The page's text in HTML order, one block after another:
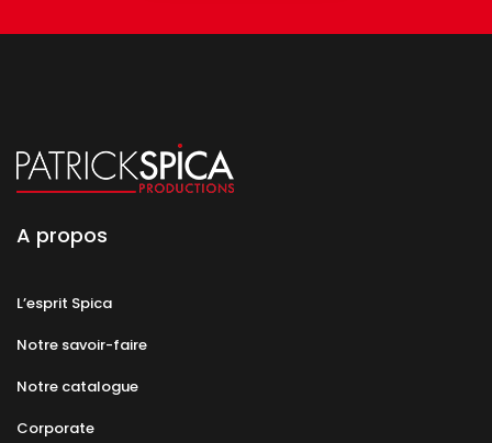
A propos
L’esprit Spica
Notre savoir-faire
Notre catalogue
Corporate